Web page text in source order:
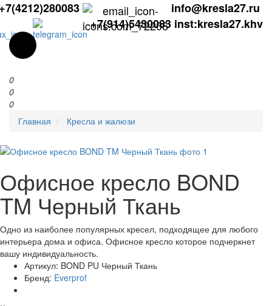
info@kresla27.ru
+7(914)5430083 inst:kresla27.khv
0
0
0
Главная
Кресла и жалюзи
Офисное кресло BOND
TM Черный Ткань
Одно из наиболее популярных кресел, подходящее для любого
интерьера дома и офиса. Офисное кресло которое подчеркнет
вашу индивидуальность.
Артикул: BOND PU Черный Ткань
Бренд: Everprof